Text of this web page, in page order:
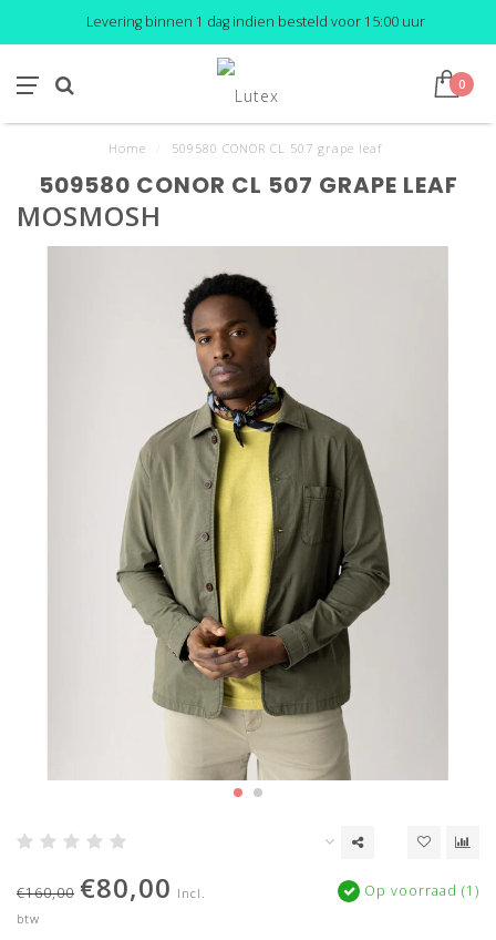
Levering binnen 1 dag indien besteld voor 15:00 uur
0
Home 509580 CONOR CL 507 grape leaf
509580 CONOR CL 507 GRAPE LEAF
MOSMOSH
€160,00 €80,00 Incl.
btw
Op voorraad (1)